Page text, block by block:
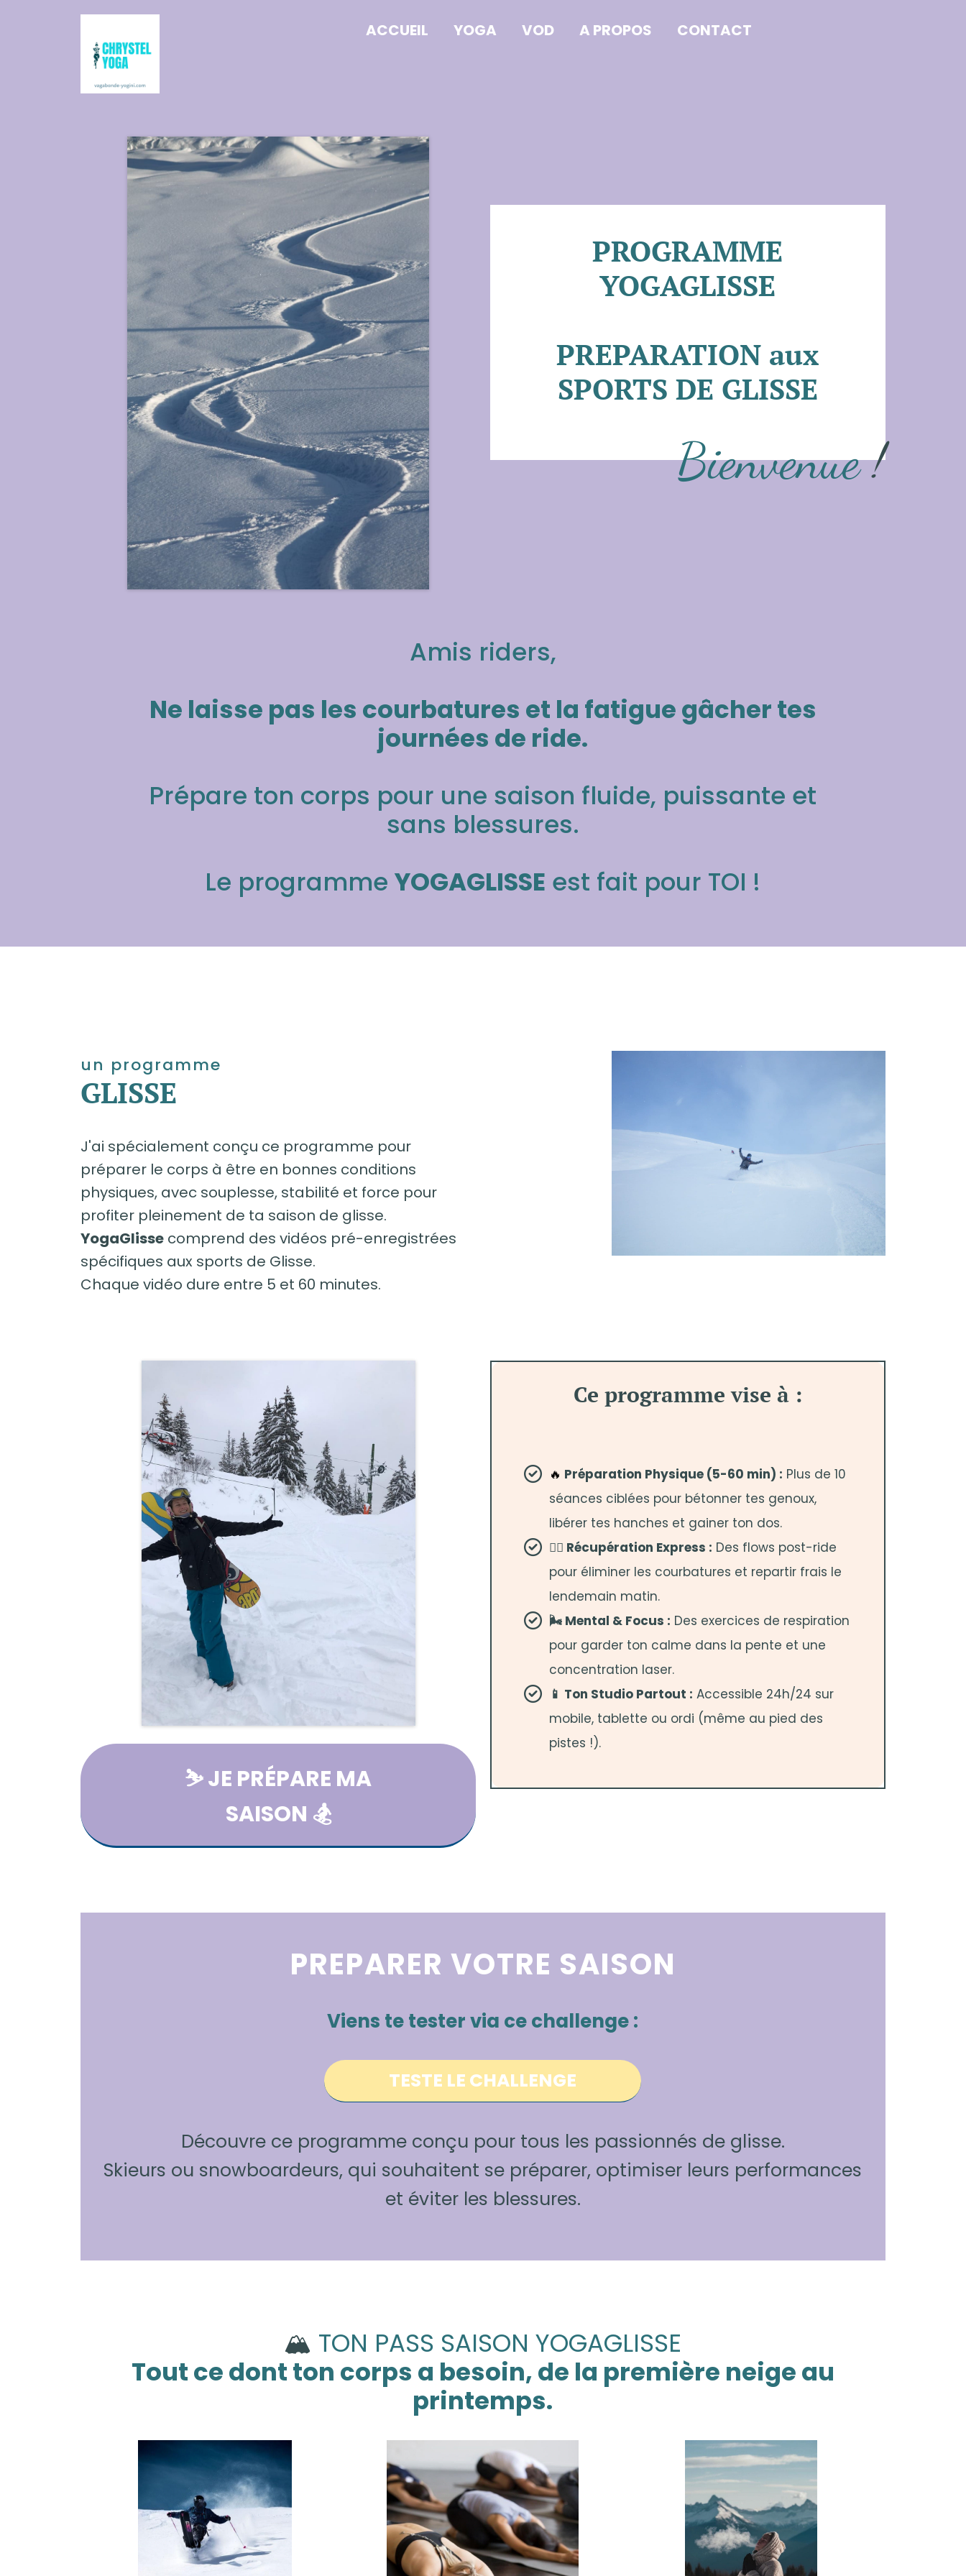
ACCUEIL YOGA VOD A PROPOS CONTACT
PROGRAMME
YOGAGLISSE
PREPARATION aux
SPORTS DE GLISSE
Bienvenue!
Amis riders,
Ne laisse pas les courbatures et la fatigue gâcher tes
journées de ride.
Prépare ton corps pour une saison fluide, puissante et
sans blessures.
Le programmeYOGAGLISSE est fait pour TOI !
un programme
GLISSE
J'ai spécialement conçu ce programme pour
préparer le corps à être en bonnes conditions
physiques, avec souplesse, stabilité et force pour
profiter pleinement de ta saison de glisse.
YogaGlisse comprend des vidéos pré-enregistrées
spécifiques aux sports de Glisse.
Chaque vidéo dure entre 5 et 60 minutes.
⛷️ JE PRÉPARE MA
SAISON 🏂
Ce programme vise à :
🔥 Préparation Physique (5-60 min) : Plus de 10
séances ciblées pour bétonner tes genoux,
libérer tes hanches et gainer ton dos.
🧘‍♂️ Récupération Express : Des flows post-ride
pour éliminer les courbatures et repartir frais le
lendemain matin.
🌬️ Mental & Focus : Des exercices de respiration
pour garder ton calme dans la pente et une
concentration laser.
📱 Ton Studio Partout : Accessible 24h/24 sur
mobile, tablette ou ordi (même au pied des
pistes !).
PREPARER VOTRE SAISON
Viens te tester via ce challenge :
TESTE LE CHALLENGE
Découvre ce programme conçu pour tous les passionnés de glisse.
Skieurs ou snowboardeurs, qui souhaitent se préparer, optimiser leurs performances
et éviter les blessures.
🏔️ TON PASS SAISON YOGAGLISSE
Tout ce dont ton corps a besoin, de la première neige au
printemps.